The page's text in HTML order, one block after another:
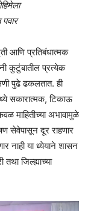
आणि प्रतिबंधात्मक
कुटुंबातील प्रत्येक
पुढे ढकलतात. ही
सकारात्मक, टिकाऊ
माहितीच्या अभावामुळे
सेवेपासून दूर राहणार
नाही या ध्येयाने शासन
जिल्ह्याच्या